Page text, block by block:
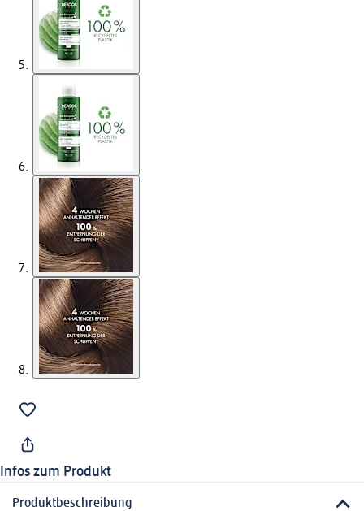
Infos zum Produkt
Produktbeschreibung